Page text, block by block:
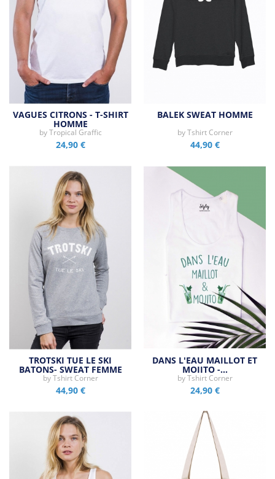
VAGUES CITRONS - T-SHIRT
HOMME
byTropical Graffic
24,90 €
BALEK SWEAT HOMME
byTshirt Corner
44,90 €
TROTSKI TUE LE SKI
BATONS- SWEAT FEMME
byTshirt Corner
44,90 €
DANS L'EAU MAILLOT ET
MOJITO -…
byTshirt Corner
24,90 €